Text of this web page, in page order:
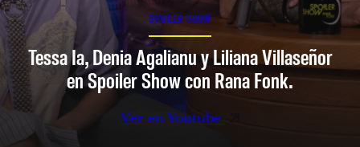
SPOILER SHOW
Tessa Ia, Denia Agalianu y Liliana Villaseñor
en Spoiler Show con Rana Fonk.
Ver en Youtube